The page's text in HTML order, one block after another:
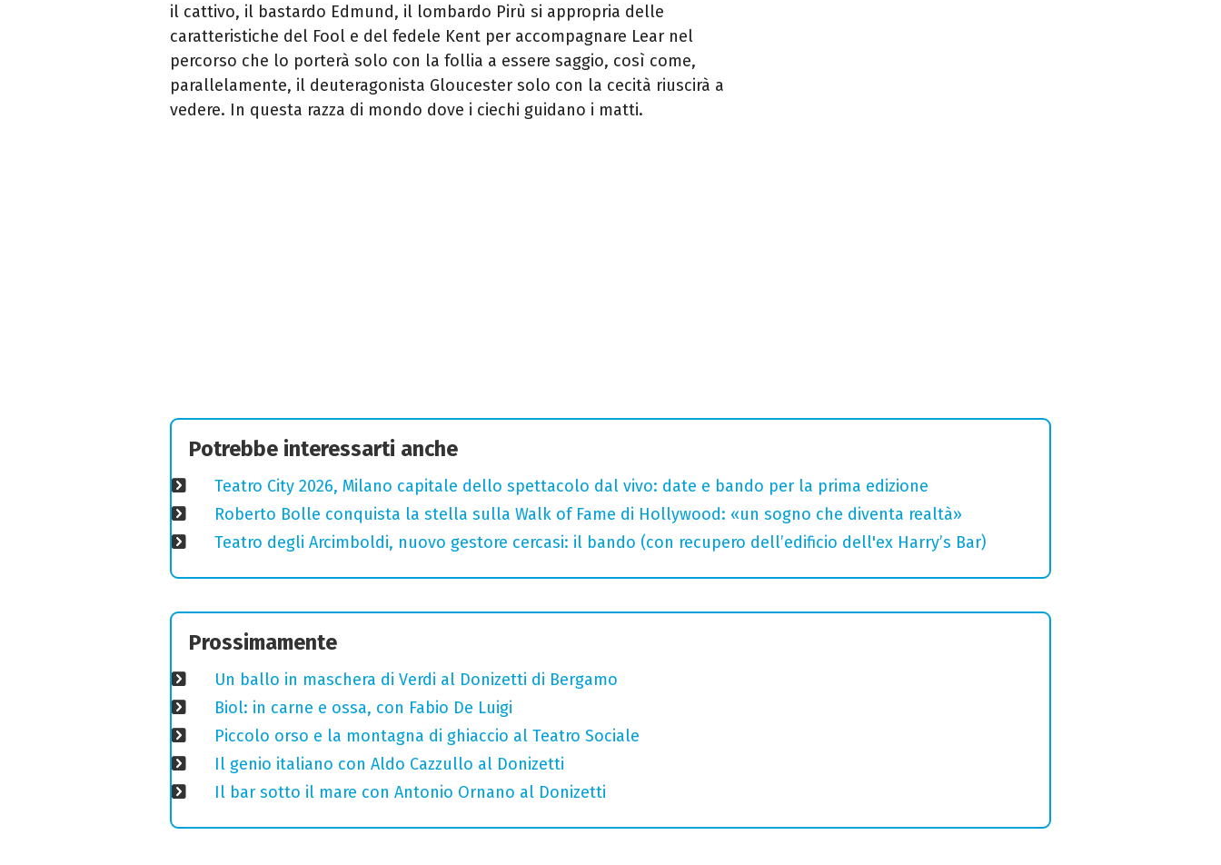
il cattivo, il bastardo Edmund, il lombardo Pirù si appropria delle
caratteristiche del Fool e del fedele Kent per accompagnare Lear nel
percorso che lo porterà solo con la follia a essere saggio, così come,
parallelamente, il deuteragonista Gloucester solo con la cecità riuscirà a
vedere. In questa razza di mondo dove i ciechi guidano i matti.
Potrebbe interessarti anche
Teatro City 2026, Milano capitale dello spettacolo dal vivo: date e bando per la prima edizione
Roberto Bolle conquista la stella sulla Walk of Fame di Hollywood: «un sogno che diventa realtà»
Teatro degli Arcimboldi, nuovo gestore cercasi: il bando (con recupero dell’edificio dell'ex Harry’s Bar)
Prossimamente
Un ballo in maschera di Verdi al Donizetti di Bergamo
Biol: in carne e ossa, con Fabio De Luigi
Piccolo orso e la montagna di ghiaccio al Teatro Sociale
Il genio italiano con Aldo Cazzullo al Donizetti
Il bar sotto il mare con Antonio Ornano al Donizetti